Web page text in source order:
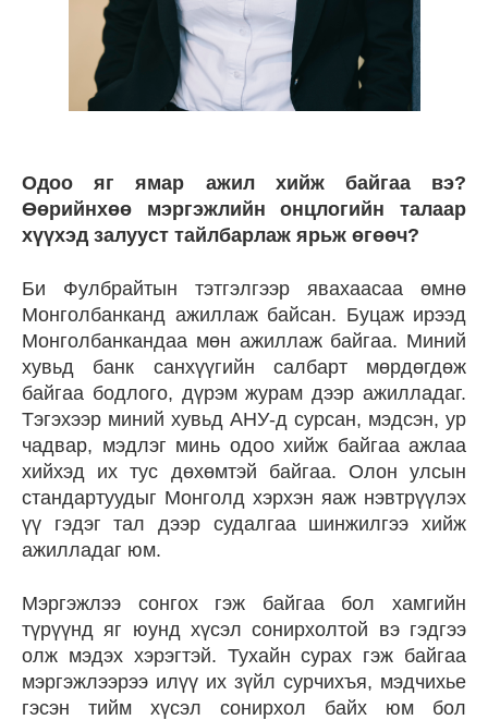
Одоо яг ямар ажил хийж байгаа вэ?
Өөрийнхөө мэргэжлийн онцлогийн талаар
хүүхэд залууст тайлбарлаж ярьж өгөөч?
Би Фулбрайтын тэтгэлгээр явахаасаа өмнө
Монголбанканд ажиллаж байсан. Буцаж ирээд
Монголбанкандаа мөн ажиллаж байгаа. Миний
хувьд банк санхүүгийн салбарт мөрдөгдөж
байгаа бодлого, дүрэм журам дээр ажилладаг.
Тэгэхээр миний хувьд АНУ-д сурсан, мэдсэн, ур
чадвар, мэдлэг минь одоо хийж байгаа ажлаа
хийхэд их тус дөхөмтэй байгаа. Олон улсын
стандартуудыг Монголд хэрхэн яаж нэвтрүүлэх
үү гэдэг тал дээр судалгаа шинжилгээ хийж
ажилладаг юм.
Мэргэжлээ сонгох гэж байгаа бол хамгийн
түрүүнд яг юунд хүсэл сонирхолтой вэ гэдгээ
олж мэдэх хэрэгтэй. Тухайн сурах гэж байгаа
мэргэжлээрээ илүү их зүйл сурчихъя, мэдчихье
гэсэн тийм хүсэл сонирхол байх юм бол